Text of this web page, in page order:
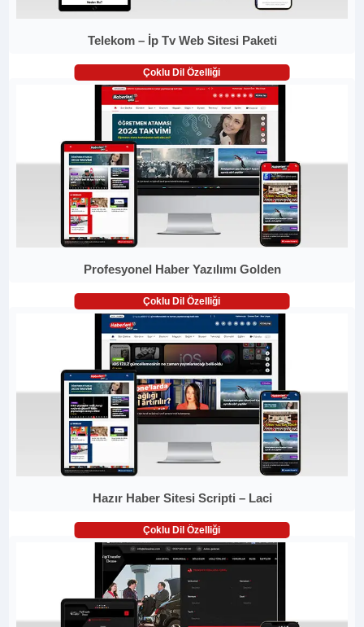
Telekom – İp Tv Web Sitesi Paketi
Çoklu Dil Özelliği
Profesyonel Haber Yazılımı Golden
Çoklu Dil Özelliği
Hazır Haber Sitesi Scripti – Laci
Çoklu Dil Özelliği